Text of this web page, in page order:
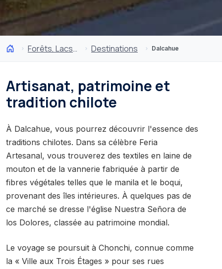
Forêts, Lacs et Volcans Destinations Dalcahue
Artisanat, patrimoine et
tradition chilote
À Dalcahue, vous pourrez découvrir l'essence des
traditions chilotes. Dans sa célèbre Feria
Artesanal, vous trouverez des textiles en laine de
mouton et de la vannerie fabriquée à partir de
fibres végétales telles que le manila et le boqui,
provenant des îles intérieures. À quelques pas de
ce marché se dresse l'église Nuestra Señora de
los Dolores, classée au patrimoine mondial.
Le voyage se poursuit à Chonchi, connue comme
la « Ville aux Trois Étages » pour ses rues